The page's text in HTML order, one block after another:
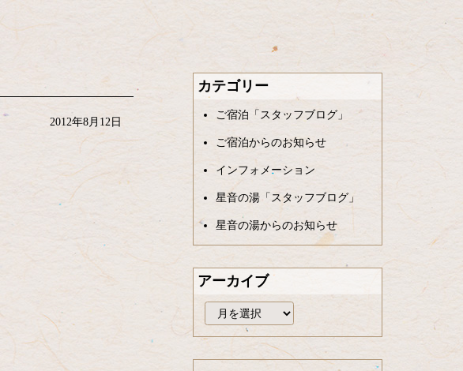
カテゴリー
ご宿泊「スタッフブログ」
ご宿泊からのお知らせ
インフォメーション
星音の湯「スタッフブログ」
星音の湯からのお知らせ
アーカイブ
ー
カ
イ
2012年8月12日